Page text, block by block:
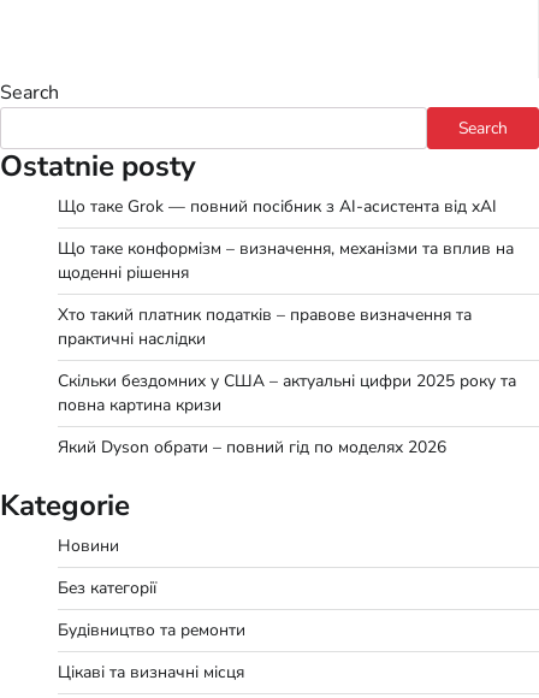
Search
Search
Ostatnie posty
Що таке Grok — повний посібник з AI-асистента від xAI
Що таке конформізм – визначення, механізми та вплив на
щоденні рішення
Хто такий платник податків – правове визначення та
практичні наслідки
Скільки бездомних у США – актуальні цифри 2025 року та
повна картина кризи
Який Dyson обрати – повний гід по моделях 2026
Kategorie
Новини
Без категорії
Будівництво та ремонти
Цікаві та визначні місця